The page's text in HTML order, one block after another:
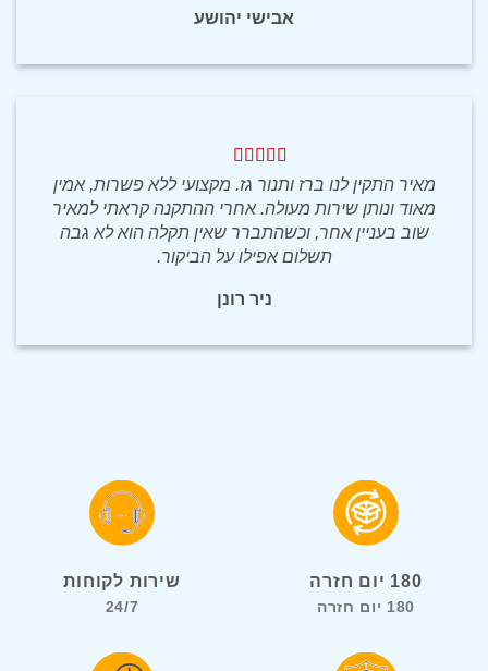
אבישי יהושע
מאיר התקין לנו ברז ותנור גז. מקצועי ללא פשרות, אמין
מאוד ונותן שירות מעולה. אחרי ההתקנה קראתי למאיר
שוב בעניין אחר, וכשהתברר שאין תקלה הוא לא גבה
תשלום אפילו על הביקור.
ניר רונן
180 יום חזרה
180 יום חזרה
שירות לקוחות
24/7